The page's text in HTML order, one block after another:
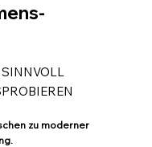
zu moderner